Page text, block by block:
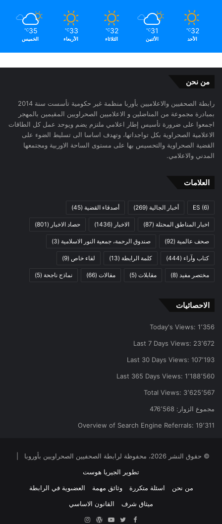
32
℃
الأحد
31
℃
الأثنين
32
℃
الثلاثاء
33
℃
الأربعاء
35
℃
الخميس
من نحن
رابطة الصحفيين والاعلاميين بأوربا منظمة غير حكومية تأسست سنة 2014
بمبادرة مجموعة من المناضلين و الاعلاميين الصحراويين المقيمين بالمهجر
اجمعوا على ضرورة تأسيس إطار اعلامي ملتزم يضم ويوحد عمل كل الطاقات
الاعلامية الصحراوية بكل تواجداتها، وتهدف اساسا الى تسليط الضوء على
القضية الصحراوية والتحسيس بها على مستوى الساحة الاوربية ومجتمعها
المدني والاعلامي.
العلامات
ES (6) أخبار الجالية (269) أصدقاء القضية (45)
اخبار المناطق المحتلة (87) الاخبار (1436) حصاد الاخبار (801)
صحف عالمية (92) صندوق الرحمة، جمعية النور الاسلامية (3)
كتاب وآراء (444) كلمة الرابطة (13) لقاء خاص (9)
مختصر مفيد (8) مقابلات (5) مقالات (66) نماذج ناجحة (5)
الاحصائيات
Today's Views: 1٬356
Last 7 Days Views: 23٬672
Last 30 Days Views: 107٬193
Last 365 Days Views: 1٬188٬560
Total Views: 3٬625٬567
مجموع الزوار: 476٬568
Overview of Search Engine Referrals: 19٬311
© حقوق النشر 2026، محفوظة لرابطة الصحفيين الصحراويين بأوروبا |
تطوير الجيريا هوست
من نحن
اسئلة متكررة وثائق مهمة
العضىوية في الرابطة
ميثاق شرف
القانون الاساسي
Facebook
Twitter
YouTubeووردبريس